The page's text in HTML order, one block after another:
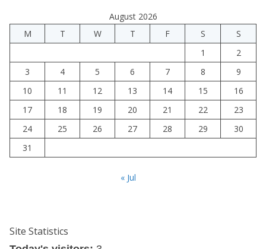
August 2026
M
T W T F S
S
1
2
3
4 5 6 7 8
9
10
11 12 13 14 15
16
17
18 19 20 21 22
23
24
25 26 27 28 29
30
31
« Jul
Site Statistics